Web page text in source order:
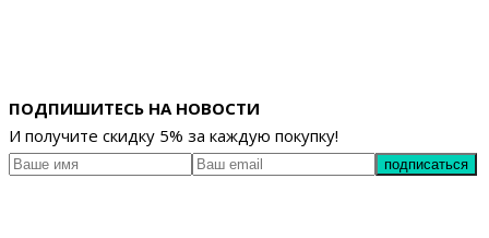
ПОДПИШИТЕСЬ НА НОВОСТИ
И получите скидку 5% за каждую покупку!